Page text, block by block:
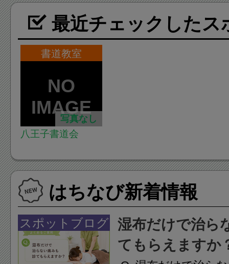
最近チェックしたス
書道教室
写真なし
八王子書道会
はちなび新着情報
スポットブログ
湿布だけで治ら
てもらえますか